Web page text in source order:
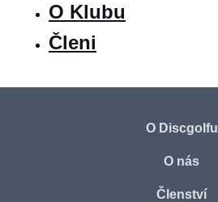
O Klubu
Členi
O Discgolfu
O nás
Členství